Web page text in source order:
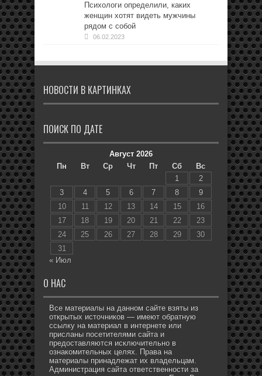
Психологи определили, каких
женщин хотят видеть мужчины
рядом с собой
06.02.2023
НОВОСТИ В КАРТИНКАХ
ПОИСК ПО ДАТЕ
Август 2026
Пн
Вт Ср Чт Пт Сб
Вс
1
2
3
4 5 6 7 8
9
10
11 12 13 14 15
16
17
18 19 20 21 22
23
24
25 26 27 28 29
30
31
« Июл
О НАС
Все материалы на данном сайте взяты из
открытых источников — имеют обратную
ссылку на материал в интернете или
присланы посетителями сайта и
предоставляются исключительно в
ознакомительных целях. Права на
материалы принадлежат их владельцам.
Администрация сайта ответственности за